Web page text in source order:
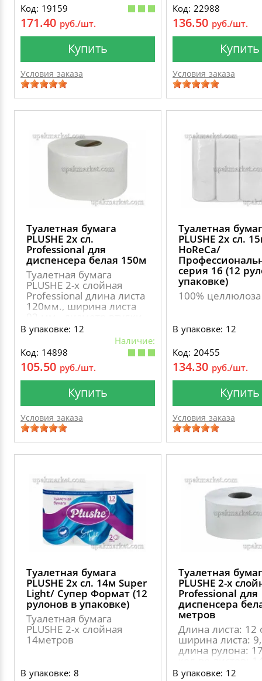
листа 180мм., ширина
листа 117мм., диаметр
втулки 38мм., диаметр
рулона 188мм., тип
системы Т8
Код: 19159
171.40 руб./шт.
Купить
Условия заказа
Код: 22988
136.50 руб./шт.
Купить
Условия заказа
Туалетная бумага
PLUSHE 2х сл.
Professional для
диспенсера белая 150м
Туалетная бумага
PLUSHE 2-х слойная
Professional длина листа
120мм., ширина листа
92 мм., диаметр втулки
60мм., диаметр рулона
168мм..
В упаковке: 12
Наличие:
Код: 14898
105.50 руб./шт.
Купить
Условия заказа
Туалетная
PLUSHE 2х сл.
HoReCa/
серия 16 (12
упаковке)
100% целлюлоза
В упаковке: 12
Код: 20455
134.30 руб./шт.
Купить
Условия заказа
Туалетная бумага
PLUSHE 2х сл. 14м Super
Light/ Супер Формат (12
рулонов в упаковке)
Туалетная бумага
PLUSHE 2-х слойная
14метров
В упаковке: 8
Туалетная
PLUSHE 2-х
Professional для
диспенсера
метров
Длина листа: 12
ширина листа:
длина рулона:
кол-во листов:
диаметр
В упаковке: 12